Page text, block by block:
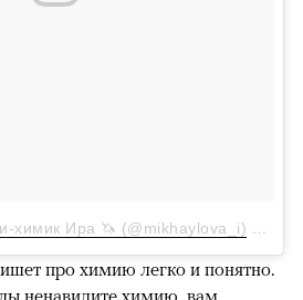
химик Ира 🦄 (@mikhaylova_i)
про химию легко и понятно.